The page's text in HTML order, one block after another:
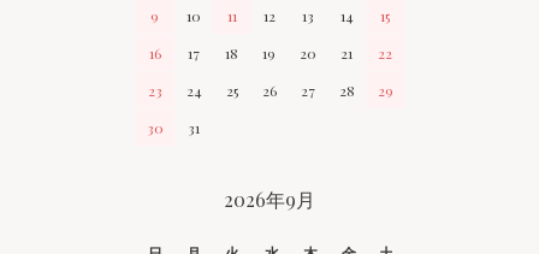
9
10 11 12 13 14
15
16
17 18 19 20 21
22
23
24 25 26 27 28
29
30
31
2026年9月